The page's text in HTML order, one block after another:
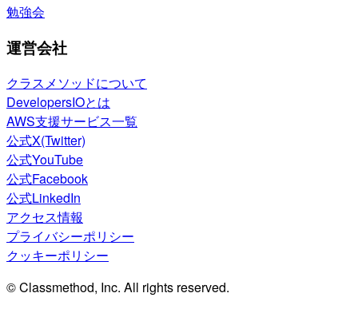
勉強会
運営会社
クラスメソッドについて
DevelopersIOとは
AWS支援サービス一覧
公式X(Twitter)
公式YouTube
公式Facebook
公式LinkedIn
アクセス情報
プライバシーポリシー
クッキーポリシー
© Classmethod, Inc. All rights reserved.